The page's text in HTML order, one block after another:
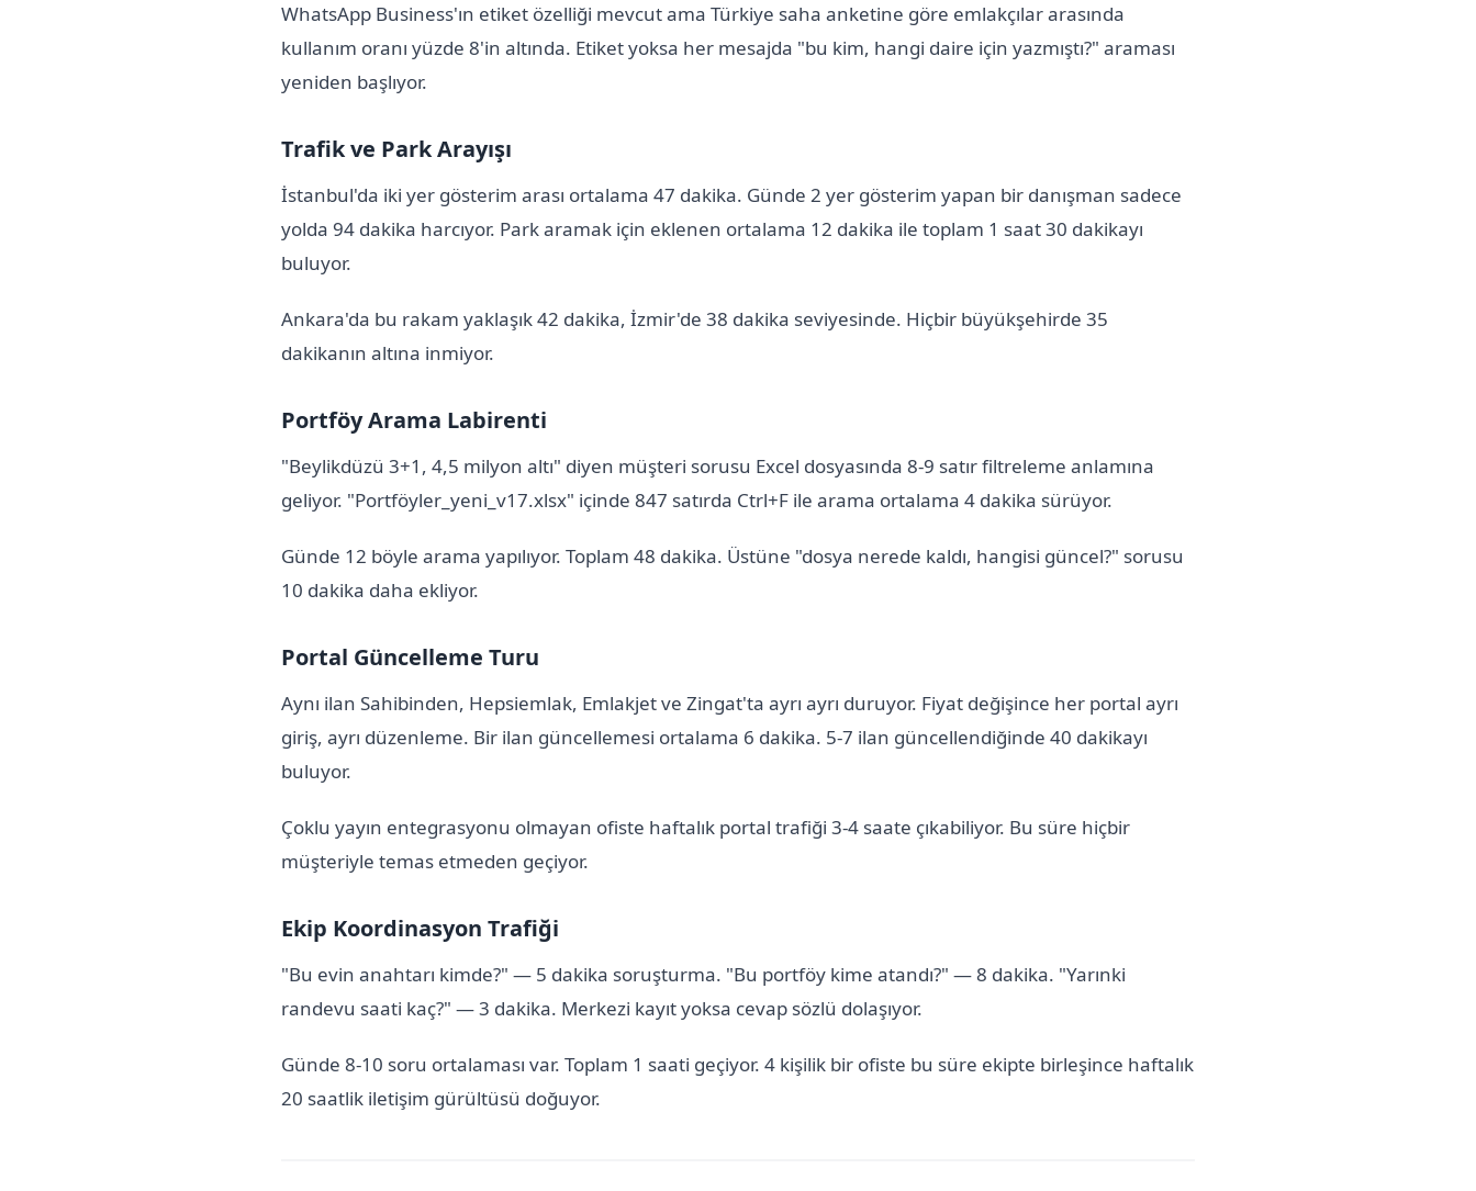
WhatsApp Business'ın etiket özelliği mevcut ama Türkiye saha anketine göre emlakçılar arasında
kullanım oranı yüzde 8'in altında. Etiket yoksa her mesajda "bu kim, hangi daire için yazmıştı?" araması
yeniden başlıyor.
Trafik ve Park Arayışı
İstanbul'da iki yer gösterim arası ortalama 47 dakika. Günde 2 yer gösterim yapan bir danışman sadece
yolda 94 dakika harcıyor. Park aramak için eklenen ortalama 12 dakika ile toplam 1 saat 30 dakikayı
buluyor.
Ankara'da bu rakam yaklaşık 42 dakika, İzmir'de 38 dakika seviyesinde. Hiçbir büyükşehirde 35
dakikanın altına inmiyor.
Portföy Arama Labirenti
"Beylikdüzü 3+1, 4,5 milyon altı" diyen müşteri sorusu Excel dosyasında 8-9 satır filtreleme anlamına
geliyor. "Portföyler_yeni_v17.xlsx" içinde 847 satırda Ctrl+F ile arama ortalama 4 dakika sürüyor.
Günde 12 böyle arama yapılıyor. Toplam 48 dakika. Üstüne "dosya nerede kaldı, hangisi güncel?" sorusu
10 dakika daha ekliyor.
Portal Güncelleme Turu
Aynı ilan Sahibinden, Hepsiemlak, Emlakjet ve Zingat'ta ayrı ayrı duruyor. Fiyat değişince her portal ayrı
giriş, ayrı düzenleme. Bir ilan güncellemesi ortalama 6 dakika. 5-7 ilan güncellendiğinde 40 dakikayı
buluyor.
Çoklu yayın entegrasyonu olmayan ofiste haftalık portal trafiği 3-4 saate çıkabiliyor. Bu süre hiçbir
müşteriyle temas etmeden geçiyor.
Ekip Koordinasyon Trafiği
"Bu evin anahtarı kimde?" — 5 dakika soruşturma. "Bu portföy kime atandı?" — 8 dakika. "Yarınki
randevu saati kaç?" — 3 dakika. Merkezi kayıt yoksa cevap sözlü dolaşıyor.
Günde 8-10 soru ortalaması var. Toplam 1 saati geçiyor. 4 kişilik bir ofiste bu süre ekipte birleşince haftalık
20 saatlik iletişim gürültüsü doğuyor.